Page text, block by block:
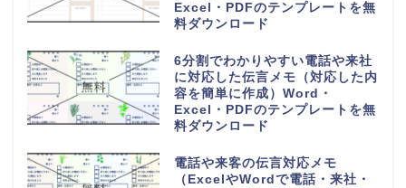
Excel・PDFのテンプレートを無
料ダウンロード
6分割でわかりやすい電話や来社
に対応した伝言メモ（対応した内
容を簡単に作成）Word・
Excel・PDFのテンプレートを無
料ダウンロード
電話や来客の伝言対応メモ
（ExcelやWordで電話・来社・